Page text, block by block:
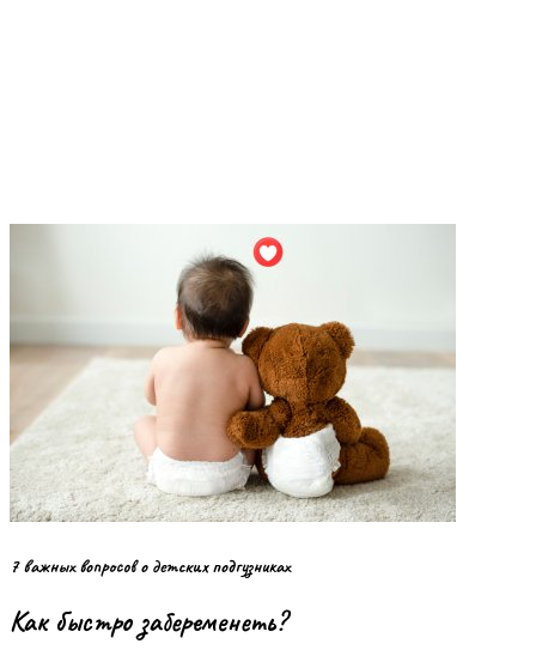
7 важных вопросов о детских подгузниках
Как быстро забеременеть?